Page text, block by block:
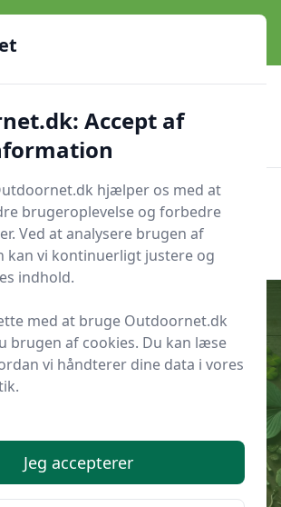
guides og grej til livet under åben
🔐Sikker nethandel
OutdoorNet
krydsord
Accept af
hjælper os med at
brugeroplevelse og forbedre
Ved at analysere brugen af
kan vi kontinuerligt justere og
indhold.
med at bruge Outdoornet.dk
brugen af cookies. Du kan læse
vi håndterer dine data i vores
Jeg accepterer